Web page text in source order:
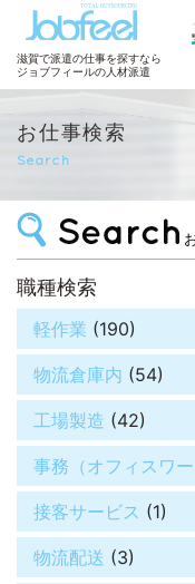
滋賀で派遣の仕事を探すなら
ジョブフィールの人材派遣
お仕事検索
Search
職種検索
軽作業 (190)
物流倉庫内 (54)
工場製造 (42)
事務（オフィスワー
接客サービス (1)
物流配送 (3)